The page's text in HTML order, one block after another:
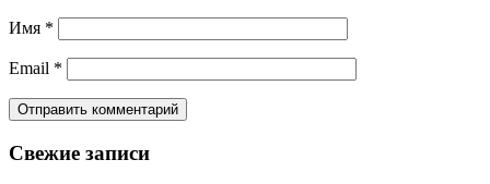
Имя *
Email *
Свежие записи